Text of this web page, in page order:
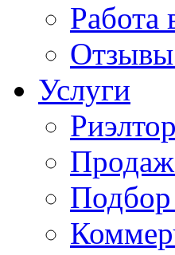
Работа
Отзывы
Услуги